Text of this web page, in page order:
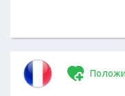
перед
решил оставить
назидание и
проинформировать